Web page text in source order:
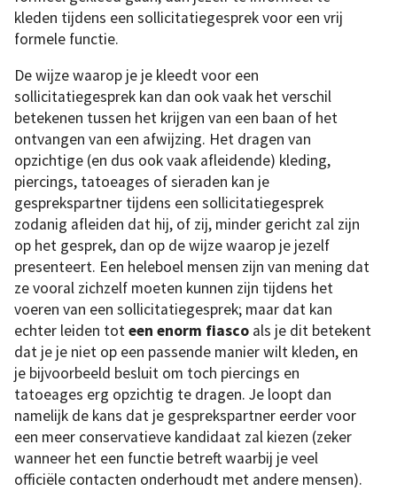
kleden tijdens een sollicitatiegesprek voor een vrij
formele functie.
De wijze waarop je je kleedt voor een
sollicitatiegesprek kan dan ook vaak het verschil
betekenen tussen het krijgen van een baan of het
ontvangen van een afwijzing. Het dragen van
opzichtige (en dus ook vaak afleidende) kleding,
piercings, tatoeages of sieraden kan je
gesprekspartner tijdens een sollicitatiegesprek
zodanig afleiden dat hij, of zij, minder gericht zal zijn
op het gesprek, dan op de wijze waarop je jezelf
presenteert. Een heleboel mensen zijn van mening dat
ze vooral zichzelf moeten kunnen zijn tijdens het
voeren van een sollicitatiegesprek; maar dat kan
echter leiden toteen enorm fiasco als je dit betekent
dat je je niet op een passende manier wilt kleden, en
je bijvoorbeeld besluit om toch piercings en
tatoeages erg opzichtig te dragen. Je loopt dan
namelijk de kans dat je gesprekspartner eerder voor
een meer conservatieve kandidaat zal kiezen (zeker
wanneer het een functie betreft waarbij je veel
officiële contacten onderhoudt met andere mensen).